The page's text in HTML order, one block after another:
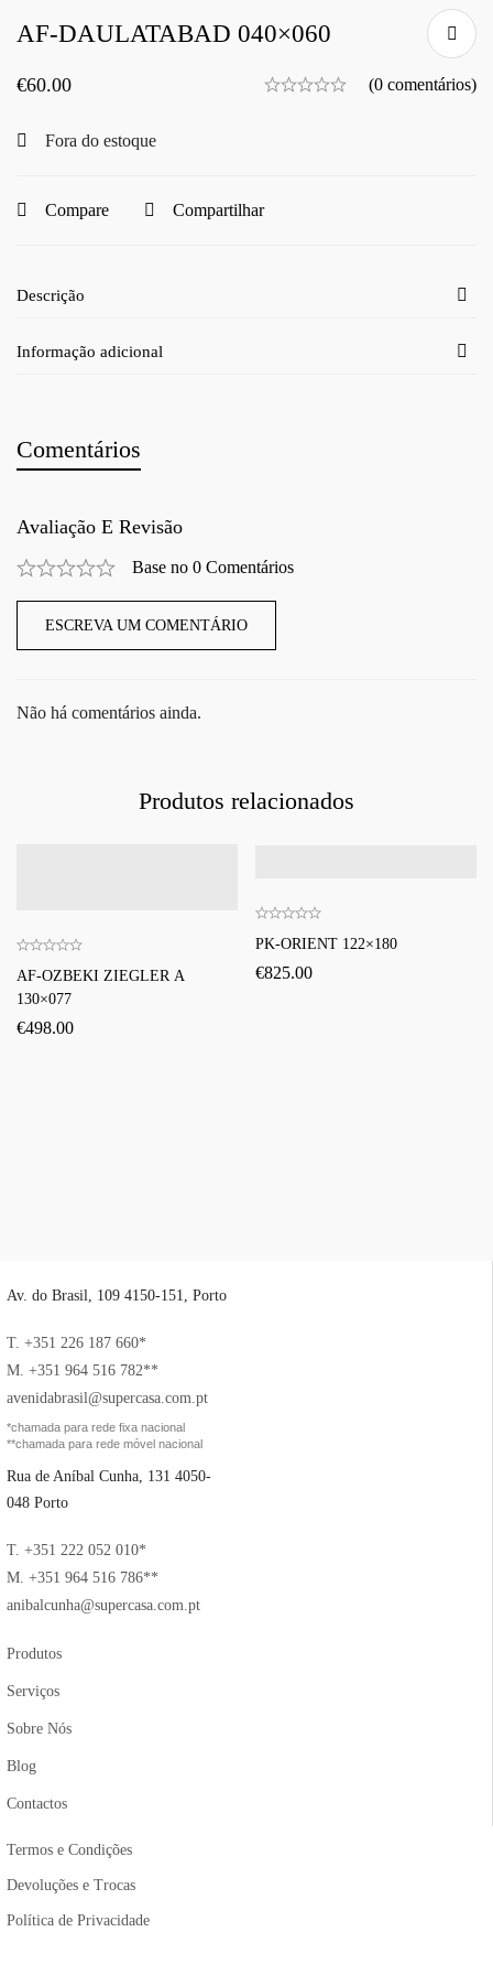
AF-DAULATABAD 040×060
€60.00 (0 comentários)
Fora do estoque
Compare Compartilhar
Descrição
Informação adicional
Comentários
Avaliação E Revisão
Base no 0 Comentários
ESCREVA UM COMENTÁRIO
Não há comentários ainda.
Produtos relacionados
AF-OZBEKI ZIEGLER A
130×077
€498.00
PK-ORIENT 122×180
€825.00
Av. do Brasil, 109 4150-151, Porto
T. +351 226 187 660*
M. +351 964 516 782**
avenidabrasil@supercasa.com.pt
*chamada para rede fixa nacional
**chamada para rede móvel nacional
Rua de Aníbal Cunha, 131 4050-
048 Porto
T. +351 222 052 010*
M. +351 964 516 786**
anibalcunha@supercasa.com.pt
Produtos
Serviços
Sobre Nós
Blog
Contactos
Termos e Condições
Devoluções e Trocas
Política de Privacidade